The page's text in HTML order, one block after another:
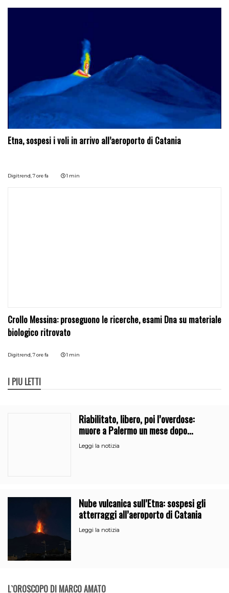
Etna, sospesi i voli in arrivo all’aeroporto di Catania
Digitrend, 7 ore fa 1 min
Crollo Messina: proseguono le ricerche, esami Dna su materiale
biologico ritrovato
Digitrend, 7 ore fa 1 min
I PIÙ LETTI
Riabilitato, libero, poi l’overdose:
muore a Palermo un mese dopo
l’uscita dalla comunità
Leggi la notizia
Nube vulcanica sull’Etna: sospesi gli
atterraggi all’aeroporto di Catania
Leggi la notizia
L`OROSCOPO DI MARCO AMATO